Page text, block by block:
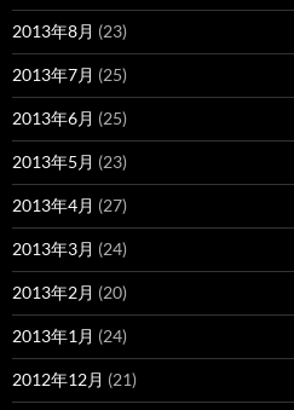
2013年8月 (23)
2013年7月 (25)
2013年6月 (25)
2013年5月 (23)
2013年4月 (27)
2013年3月 (24)
2013年2月 (20)
2013年1月 (24)
2012年12月 (21)